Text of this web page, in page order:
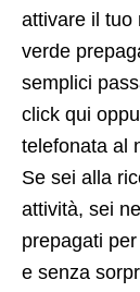
attivare il tuo
verde
semplici
click qui
telefonata al
Se sei alla
attività, sei
prepagati
e senza